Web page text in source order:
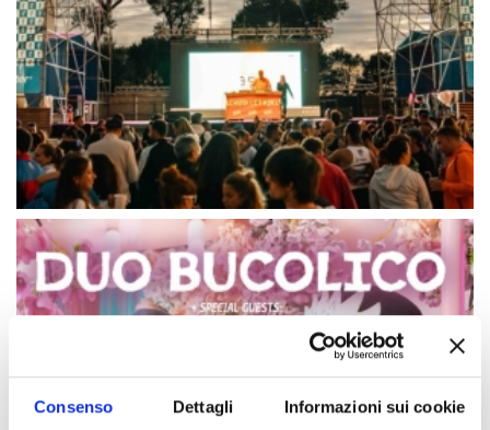
Consenso Dettagli Informazioni sui cookie